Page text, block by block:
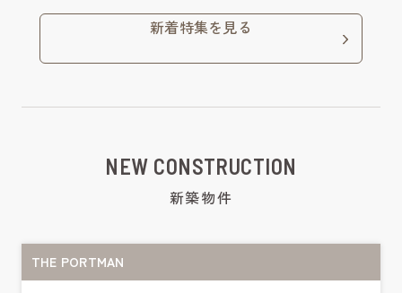
新着特集を見る
NEW CONSTRUCTION
新築物件
THE PORTMAN